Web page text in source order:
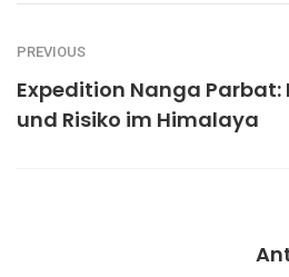
PREVIOUS
Expedition Nanga
und Risiko im Himalaya